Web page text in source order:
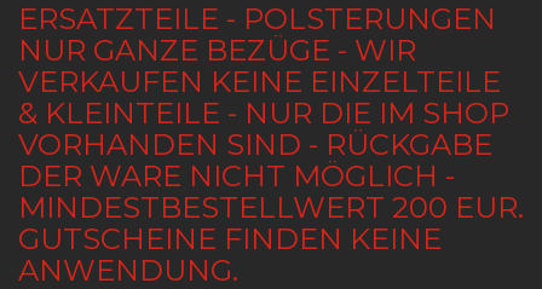
ERSATZTEILE - POLSTERUNGEN
NUR GANZE BEZÜGE - WIR
VERKAUFEN KEINE EINZELTEILE
& KLEINTEILE - NUR DIE IM SHOP
VORHANDEN SIND - RÜCKGABE
DER WARE NICHT MÖGLICH -
MINDESTBESTELLWERT 200 EUR.
GUTSCHEINE FINDEN KEINE
ANWENDUNG.